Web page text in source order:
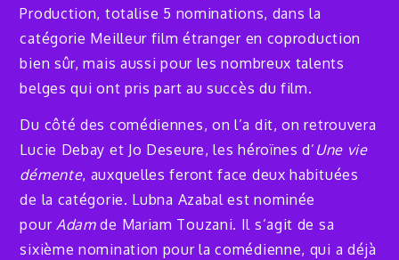
Production, totalise 5 nominations, dans la
catégorie Meilleur film étranger en coproduction
bien sûr, mais aussi pour les nombreux talents
belges qui ont pris part au succès du film.
Du côté des comédiennes, on l’a dit, on retrouvera
Lucie Debay et Jo Deseure, les héroïnes d’ Une vie
démente, auxquelles feront face deux habituées
de la catégorie. Lubna Azabal est nominée
pour Adamde Mariam Touzani. Il s’agit de sa
sixième nomination pour la comédienne, qui a déjà